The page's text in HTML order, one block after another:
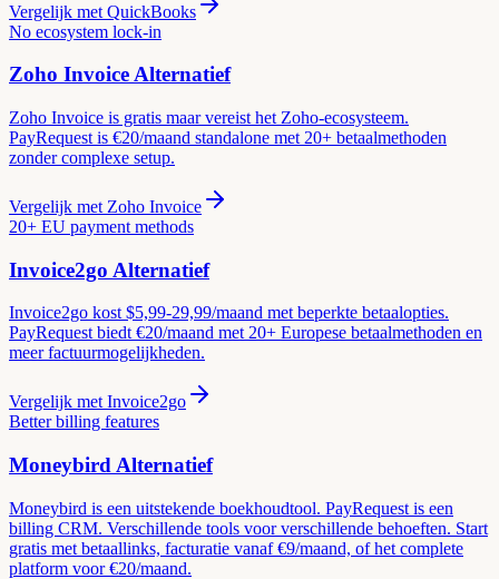
Vergelijk met QuickBooks
No ecosystem lock-in
Zoho InvoiceAlternatief
Zoho Invoice is gratis maar vereist het Zoho-ecosysteem.
PayRequest is €20/maand standalone met 20+ betaalmethoden
zonder complexe setup.
Vergelijk met Zoho Invoice
20+ EU payment methods
Invoice2go Alternatief
Invoice2go kost $5,99-29,99/maand met beperkte betaalopties.
PayRequest biedt €20/maand met 20+ Europese betaalmethoden en
meer factuurmogelijkheden.
Vergelijk met Invoice2go
Better billing features
Moneybird Alternatief
Moneybird is een uitstekende boekhoudtool. PayRequest is een
billing CRM. Verschillende tools voor verschillende behoeften. Start
gratis met betaallinks, facturatie vanaf €9/maand, of het complete
platform voor €20/maand.